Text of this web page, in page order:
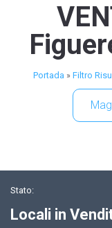
Portada » Filtro
Stato:
Locali in